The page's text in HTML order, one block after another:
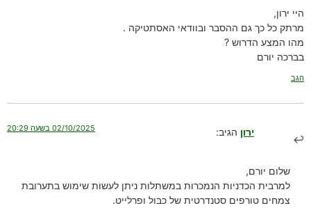
היי ירון,
מרתק כל כך גם ההסבר ובוודאי האסתטיקה .
מהו המצע הדרוש ?
בברכה יורם
הגב
ירון הגיב: 02/10/2025 בשעה 20:29
שלום יורם,
למרבית הכדניות הנמכרות במשתלות ניתן לעשות שימוש בתערובת
צמחים טורפים סטנדרטית של כבול ופרלייט.